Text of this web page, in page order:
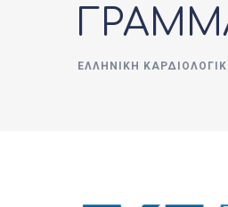
ΕΛΛΗΝΙΚΉ